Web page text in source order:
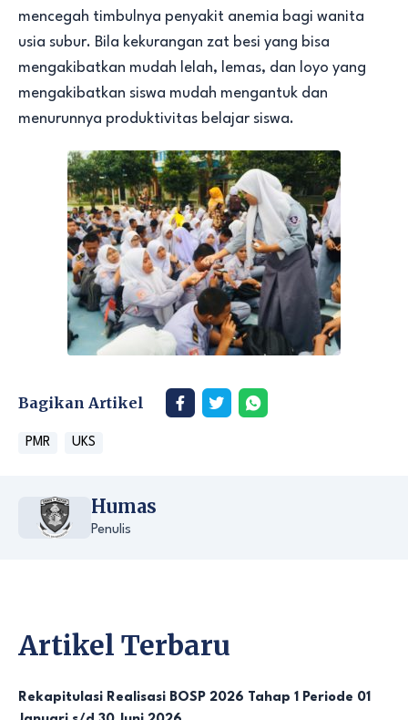
mencegah timbulnya penyakit anemia bagi wanita
usia subur. Bila kekurangan zat besi yang bisa
mengakibatkan mudah lelah, lemas, dan loyo yang
mengakibatkan siswa mudah mengantuk dan
menurunnya produktivitas belajar siswa.
Bagikan Artikel
PMR UKS
Humas
Penulis
Artikel Terbaru
Rekapitulasi Realisasi BOSP 2026 Tahap 1 Periode 01